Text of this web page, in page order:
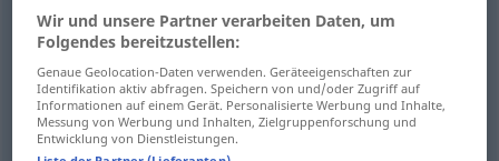
auskratzen
Beispiele
Wir und unsere Partner verarbeiten Daten, um
Folgendes bereitzustellen:
Genaue Geolocation-Daten verwenden. Geräteeigenschaften zur
Identifikation aktiv abfragen. Speichern von und/oder Zugriff auf
Informationen auf einem Gerät. Personalisierte Werbung und Inhalte,
Messung von Werbung und Inhalten, Zielgruppenforschung und
Entwicklung von Dienstleistungen.